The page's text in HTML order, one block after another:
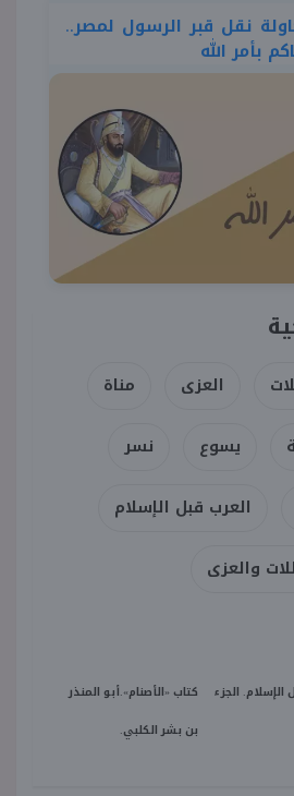
نقل قبر الرسول لمصر..
بأمر الله
العزى مناة
يسوع نسر
العرب قبل الإسلام
والعزى
الجزء
كتاب «الأصنام».أبو المنذر
بن بشر الكلبي.